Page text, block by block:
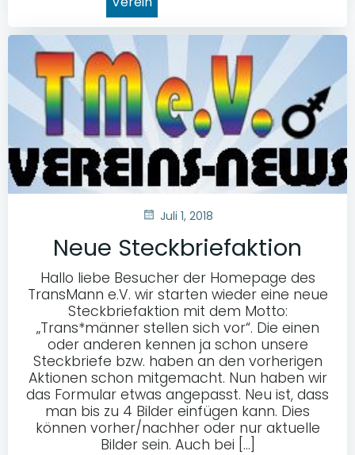
Juli 1, 2018
Neue Steckbriefaktion
Hallo liebe Besucher der Homepage des
TransMann e.V. wir starten wieder eine neue
Steckbriefaktion mit dem Motto:
„Trans*männer stellen sich vor“. Die einen
oder anderen kennen ja schon unsere
Steckbriefe bzw. haben an den vorherigen
Aktionen schon mitgemacht. Nun haben wir
das Formular etwas angepasst. Neu ist, dass
man bis zu 4 Bilder einfügen kann. Dies
können vorher/nachher oder nur aktuelle
Bilder sein. Auch bei […]